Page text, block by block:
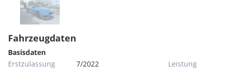
Fahrzeugdaten
Basisdaten
Erstzulassung
7/2022
Leistung